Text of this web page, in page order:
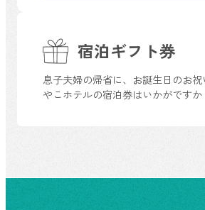
宿泊ギフト券
息子夫婦の帰省に、お誕生日のお
やこホテルの宿泊券はいかがですか